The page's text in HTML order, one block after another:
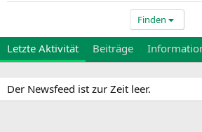
Finden
Letzte Aktivität Beiträge
Der Newsfeed ist zur Zeit leer.